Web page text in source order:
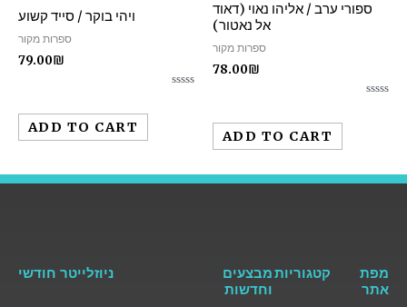
ספורי ערב / אליהו נאוי (דאוד
אל נאטור)
ספרות מקור
78.00₪
ADD TO CART
ויהי בוקר / סייד קשוע
ספרות מקור
79.00₪
ADD TO CART
מפת
אתר
קטגוריותמבצעים
וחדשות
ניוזלייטר חודשי